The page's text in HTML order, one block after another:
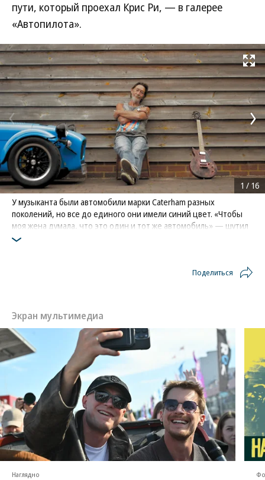
пути, который проехал Крис Ри, — в галерее
«Автопилота».
Развернуть
У музыканта были автомобили марки Caterham разных
поколений, но все до единого они имели синий цвет. «Чтобы
моя жена думала, что это один и тот же автомобиль» — шутил
Крис
1 / 16
Поделиться
Экран мультимедиа
Наглядно